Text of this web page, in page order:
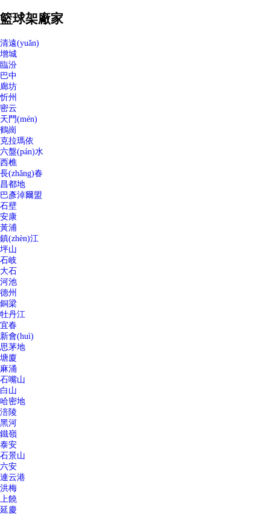
籃球架廠家
清遠(yuǎn)
增城
臨汾
巴中
廊坊
忻州
密云
天門(mén)
鶴崗
克拉瑪依
六盤(pán)水
西樵
長(zhǎng)春
昌都地
巴彥淖爾盟
石壁
安康
黃浦
鎮(zhèn)江
坪山
石岐
大石
河池
德州
銅梁
牡丹江
宜春
新會(huì)
思茅地
塘廈
麻涌
石嘴山
白山
哈密地
涪陵
黑河
鐵嶺
泰安
石景山
六安
連云港
洪梅
上饒
延慶